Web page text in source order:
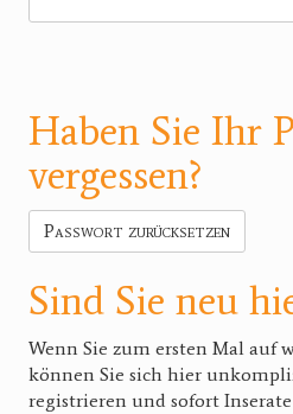
Haben Sie Ihr
vergessen?
Passwort zurücksetzen
Sind Sie neu
Wenn Sie zum ersten Mal auf
können Sie sich hier
registrieren und sofort